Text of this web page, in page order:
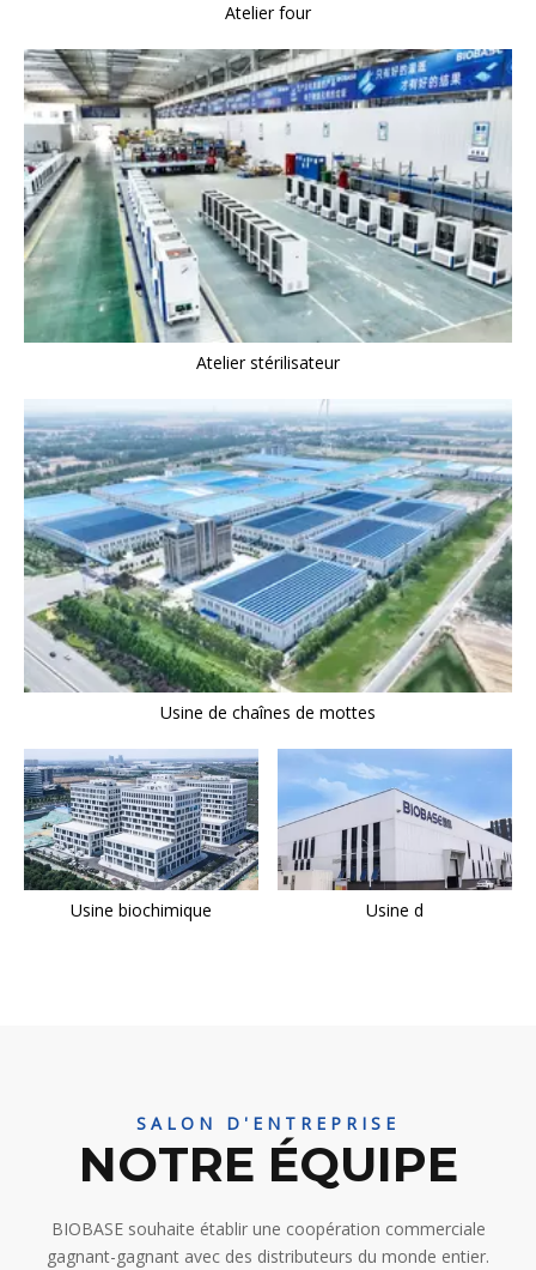
Atelier four
Atelier stérilisateur
Usine de chaînes de mottes
Usine biochimique Usine d
SALON D'ENTREPRISE
NOTRE ÉQUIPE
BIOBASE souhaite établir une coopération commerciale
gagnant-gagnant avec des distributeurs du monde entier.